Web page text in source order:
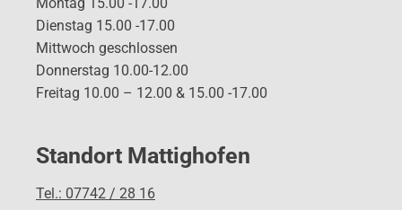
Dienstag 15.00 -17.00
Mittwoch geschlossen
Donnerstag 10.00-12.00
Freitag 10.00 – 12.00 & 15.00 -17.00
Standort Mattighofen
Tel.: 07742 / 28 16